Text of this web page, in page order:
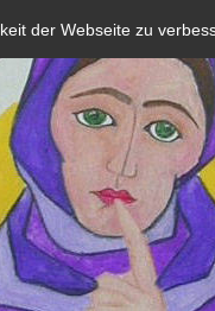
der Webseite zu